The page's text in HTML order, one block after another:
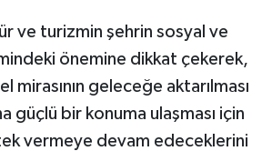
ve turizmin şehrin sosyal ve
önemine dikkat çekerek,
mirasının geleceğe aktarılması
güçlü bir konuma ulaşması için
vermeye devam edeceklerini